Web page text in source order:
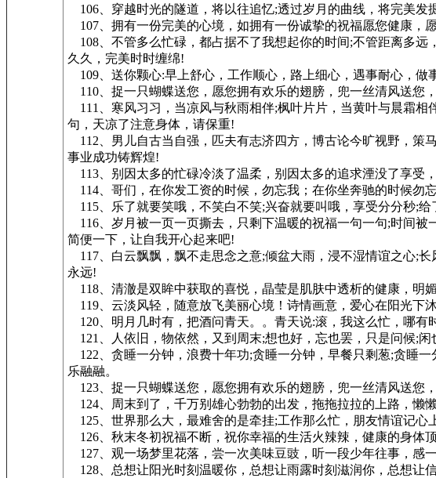
106、穿越时光的隧道，将以往追忆;透过岁月的曲线，将完美
107、拥有一份完美的心境，如拥有一份诚挚的祝福愿您健康，
108、不管多么忙碌，都占据不了我想起你的时间;不管距离多
久久，完美时时缠绵!
109、送你颗心:早上舒心，工作顺心，路上细心，遇事耐心，
110、捉一只蝴蝶送您，愿您拥有欢乐的翅膀，兜一丝清风送您
111、寒风习习，当凉风与秋雨相伴;枫叶片片，当黄叶与晨霜
句，天凉了注意身体，请保重!
112、男儿自古当自强，匹夫有志济四方，博古论今旷视野，策
事业成功铸辉煌!
113、别因太多的忙碌冷淡了温柔，别因太多的追求湮没了享受
114、哥们，在你发工资的时候，勿忘我；在你坐奔驰的时候勿
115、乐了就要笑哦，不笑白不笑;兴奋就要叫哦，享受分分秒;
116、岁月被一页一页撕去，只剩下温暖的祝福一句一句;时间
简便一下，让自我开心起来吧!
117、白云飘飘，飘不走思念之意;倾盆大雨，浸不湿情谊之心;
永远!
118、清澈是双眸中获取的喜悦，晶莹是肌肤中透析的健康，明
119、云淡风轻，随意放飞美丽心境！诗情画意，爱心在阳光下
120、明月几时有，把酒问青天。。青天说:滚，我这么忙，哪
121、人依旧，物依然，又到周末;想也好，忘也罢，只是问候;
122、贪睡一分钟，浪费十年功;贪睡一分钟，早餐只剩葱;贪睡
乐融融。
123、捉一只蝴蝶送您，愿您拥有欢乐的翅膀，兜一丝清风送您
124、周末到了，千万别雄心勃勃的出发，拖拖拉拉的上路，懒
125、世界那么大，最难舍的是牵挂;工作那么忙，朋友情谊记心
126、秋末冬初祝福不断，祝你幸福的生活火辣辣，健康的身体
127、观一场梦里花落，尝一次美味豆豉，听一段少年往事，感
128、总想让阳光时刻温暖你，总想让雨露时刻滋润你，总想让